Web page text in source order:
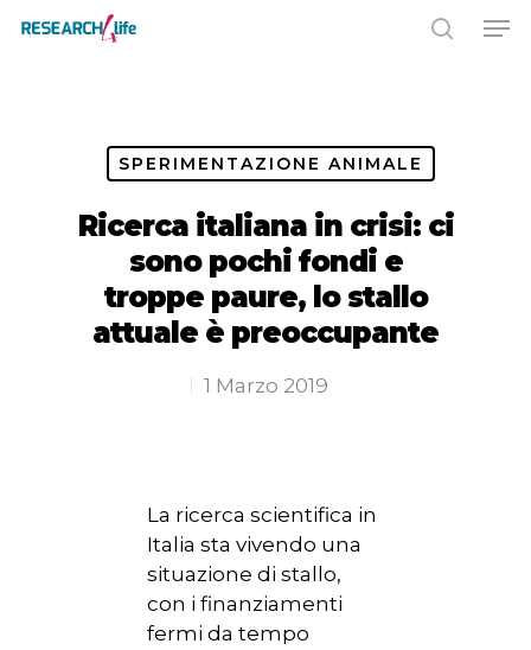
per chiudere
SPERIMENTAZIONE ANIMALE
Ricerca italiana in crisi: ci
sono pochi fondi e
troppe paure, lo stallo
attuale è preoccupante
1 Marzo 2019
La ricerca scientifica in
Italia sta vivendo una
situazione di stallo,
con i finanziamenti
fermi da tempo